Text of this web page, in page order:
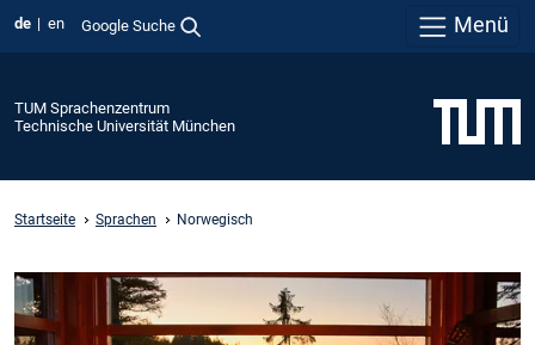
de en Google Suche Menü
TUM Sprachenzentrum
Technische Universität München
Startseite Sprachen Norwegisch